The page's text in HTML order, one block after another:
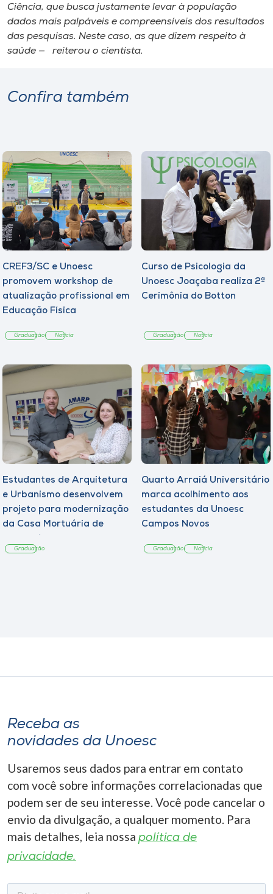
Ciência, que busca justamente levar à população
dados mais palpáveis e compreensíveis dos resultados
das pesquisas. Neste caso, as que dizem respeito à
saúde — reiterou o cientista.
Confira também
CREF3/SC e Unoesc
promovem workshop de
atualização profissional em
Educação Física
Graduação Notícia
Curso de Psicologia da
Unoesc Joaçaba realiza 2ª
Cerimônia do Botton
Graduação Notícia
Estudantes de Arquitetura
e Urbanismo desenvolvem
projeto para modernização
da Casa Mortuária de
Graduação
Quarto Arraiá Universitário
marca acolhimento aos
estudantes da Unoesc
Campos Novos
Graduação Notícia
Receba as
novidades da Unoesc
Usaremos seus dados para entrar em contato
com você sobre informações correlacionadas que
podem ser de seu interesse. Você pode cancelar o
envio da divulgação, a qualquer momento. Para
mais detalhes, leia nossa política de
privacidade.